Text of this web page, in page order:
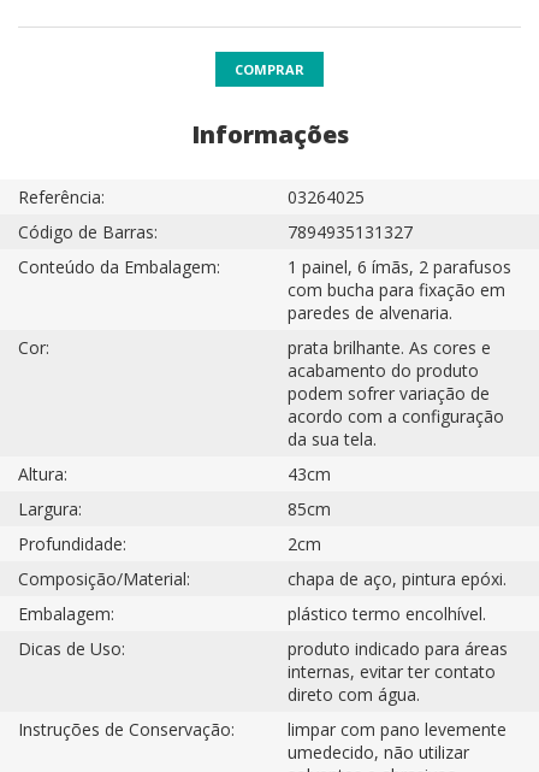
COMPRAR
Informações
Referência:
03264025
Código de Barras:
7894935131327
Conteúdo da Embalagem:
1 painel, 6 ímãs, 2 parafusos
com bucha para fixação em
paredes de alvenaria.
Cor:
prata brilhante. As cores e
acabamento do produto
podem sofrer variação de
acordo com a configuração
da sua tela.
Altura:
43cm
Largura:
85cm
Profundidade:
2cm
Composição/Material:
chapa de aço, pintura epóxi.
Embalagem:
plástico termo encolhível.
Dicas de Uso:
produto indicado para áreas
internas, evitar ter contato
direto com água.
Instruções de Conservação:
limpar com pano levemente
umedecido, não utilizar